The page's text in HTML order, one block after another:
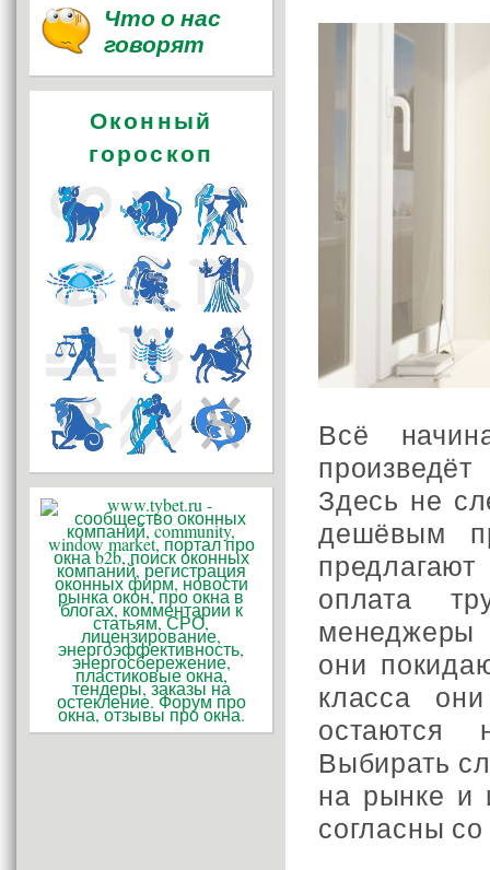
Всё
Здесь не
дешёвым
оплата
менеджеры
они
класса
остаются
Выбирать
на рынке и
согласны
Что о нас
говорят
Оконный
гороскоп